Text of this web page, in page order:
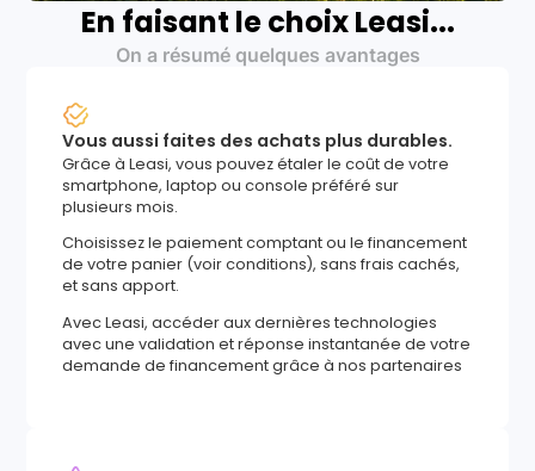
En faisant le choix Leasi...
On a résumé quelques avantages
Vous aussi faites des achats plus durables.
Grâce à Leasi, vous pouvez étaler le coût de votre
smartphone, laptop ou console préféré sur
plusieurs mois.
Choisissez le paiement comptant ou le financement
de votre panier (voir conditions), sans frais cachés,
et sans apport.
Avec Leasi, accéder aux dernières technologies
avec une validation et réponse instantanée de votre
demande de financement grâce à nos partenaires